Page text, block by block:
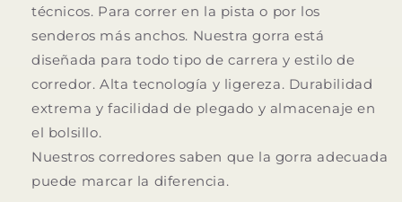
técnicos. Para correr en la pista o por los
senderos más anchos. Nuestra gorra está
diseñada para todo tipo de carrera y estilo de
corredor. Alta tecnología y ligereza. Durabilidad
extrema y facilidad de plegado y almacenaje en
el bolsillo.
Nuestros corredores saben que la gorra adecuada
puede marcar la diferencia.